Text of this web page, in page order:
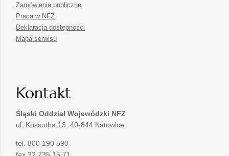
Zamówienia publiczne
Praca w NFZ
Deklaracja dostępności
Mapa serwisu
Kontakt
Śląski Oddział Wojewódzki NFZ
ul. Kossutha 13, 40-844 Katowice
tel. 800 190 590
fax 32 735 15 71